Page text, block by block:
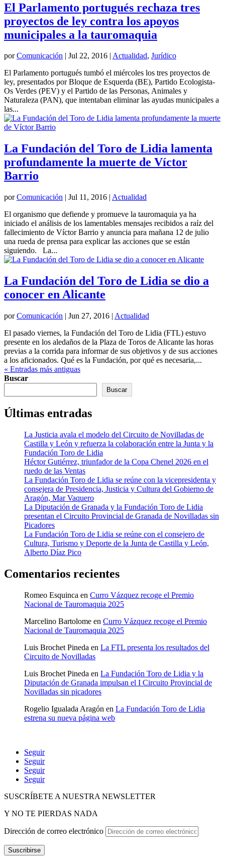
El Parlamento portugués rechaza tres
proyectos de ley contra los apoyos
municipales a la tauromaquia
porComunicación | Jul 22, 2016 | Actualidad, Jurídico
El Parlamento portugués tumbó el miércoles los tres proyectos de
ley, presentados por Bloque de Esquerda (BE), Partido Ecologista-
Os Verdes (PEV) y el Partido de las Personas, Animales y
Naturaleza (PAN), que intentaban eliminar las ayudas municipales a
las...
La Fundación del Toro de Lidia lamenta
profundamente la muerte de Víctor
Barrio
porComunicación | Jul 11, 2016 | Actualidad
El organismo que defiende y promueve la tauromaquia ya ha
iniciado el análisis de los lamentables mensajes recibidos a raíz del
fallecimiento de Víctor Barrio y anuncia para mañana 12 de julio
una rueda de prensa para explicar las acciones que se están
siguiendo. La...
La Fundación del Toro de Lidia se dio a
conocer en Alicante
porComunicación | Jun 27, 2016 | Actualidad
El pasado viernes, la Fundación del Toro de Lidia (FTL) estuvo
presente en los aledaños de la Plaza de Toros de Alicante las horas
previas a la corrida para informar de sus objetivos y de sus acciones
a los aficionados. Qué es la Fundación, por qué es necesaria,...
« Entradas más antiguas
Buscar
Buscar
Últimas entradas
La Justicia avala el modelo del Circuito de Novilladas de
Castilla y León y refuerza la colaboración entre la Junta y la
Fundación Toro de Lidia
Héctor Gutiérrez, triunfador de la Copa Chenel 2026 en el
ruedo de las Ventas
La Fundación Toro de Lidia se reúne con la vicepresidenta y
consejera de Presidencia, Justicia y Cultura del Gobierno de
Aragón, Mar Vaquero
La Diputación de Granada y la Fundación Toro de Lidia
presentan el Circuito Provincial de Granada de Novilladas sin
Picadores
La Fundación Toro de Lidia se reúne con el consejero de
Cultura, Turismo y Deporte de la Junta de Castilla y León,
Alberto Díaz Pico
Comentarios recientes
Romeo Esquinca en Curro Vázquez recoge el Premio
Nacional de Tauromaquia 2025
Marcelino Bartolome en Curro Vázquez recoge el Premio
Nacional de Tauromaquia 2025
Luis Brochet Pineda en La FTL presenta los resultados del
Circuito de Novilladas
Luis Brochet Pineda en La Fundación Toro de Lidia y la
Diputación de Granada impulsan el I Circuito Provincial de
Novilladas sin picadores
Rogelio Igualada Aragón en La Fundación Toro de Lidia
estrena su nueva página web
Seguir
Seguir
Seguir
Seguir
SUSCRÍBETE A NUESTRA NEWSLETTER
Y NO TE PIERDAS NADA
Dirección de correo electrónico
Suscribirse